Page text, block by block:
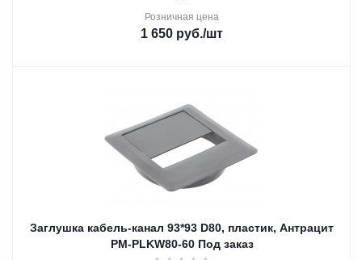
Розничная цена
1 650 руб./шт
Заглушка кабель-канал 93*93 D80, пластик, Антрацит
PM-PLKW80-60 Под заказ